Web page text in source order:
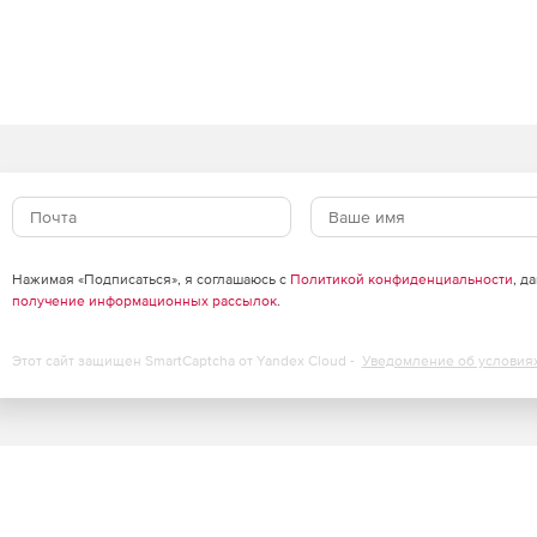
Ultra HD.
контуры вдоль кривых и оптимизировать
Нажимая «Подписаться», я соглашаюсь с Политикой конфиденциальности,
получение информационных рассылок.
Этот сайт защищен SmartCaptcha от Yandex Cloud - Уведомление об